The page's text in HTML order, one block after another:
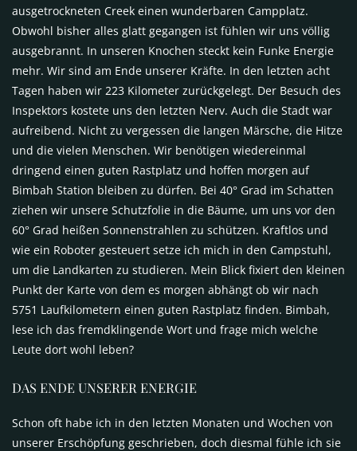
ausgetrockneten Creek einen wunderbaren Campplatz.
Obwohl bisher alles glatt gegangen ist fühlen wir uns völlig
ausgebrannt. In unseren Knochen steckt kein Funke Energie
mehr. Wir sind am Ende unserer Kräfte. In den letzten acht
Tagen haben wir 223 Kilometer zurückgelegt. Der Besuch des
Inspektors kostete uns den letzten Nerv. Auch die Stadt war
aufreibend. Nicht zu vergessen die langen Märsche, die Hitze
und die vielen Menschen. Wir benötigen wiedereinmal
dringend einen guten Rastplatz und hoffen morgen auf
Bimbah Station bleiben zu dürfen. Bei 40° Grad im Schatten
ziehen wir unsere Schutzfolie in die Bäume, um uns vor den
60° Grad heißen Sonnenstrahlen zu schützen. Kraftlos und
wie ein Roboter gesteuert setze ich mich in den Campstuhl,
um die Landkarten zu studieren. Mein Blick fixiert den kleinen
Punkt der Karte von dem es morgen abhängt ob wir nach
5751 Laufkilometern einen guten Rastplatz finden. Bimbah,
lese ich das fremdklingende Wort und frage mich welche
Leute dort wohl leben?
DAS ENDE UNSERER ENERGIE
Schon oft habe ich in den letzten Monaten und Wochen von
unserer Erschöpfung geschrieben, doch diesmal fühle ich sie